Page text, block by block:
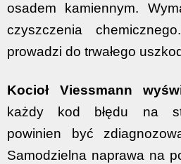
osadem kamiennym.
czyszczenia
prowadzi do trwałego
Kocioł Viessmann
każdy kod błędu na
powinien być
Samodzielna naprawa na